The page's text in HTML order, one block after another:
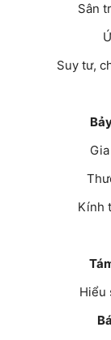
Sân
Suy tư,
Kính
Hiểu